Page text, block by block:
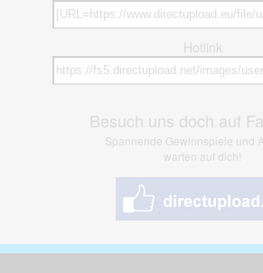
Hotlink
Besuch uns doch auf
Spannende Gewinnspiele und
warten auf dich!